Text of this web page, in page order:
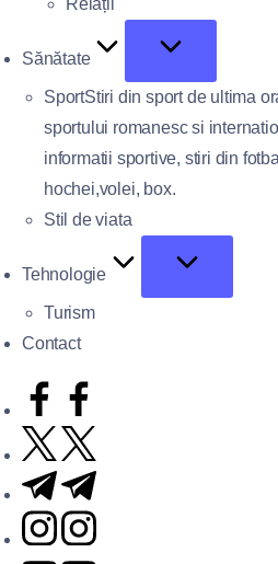
Relații
Sănătate
SportStiri din sport de ultima
sportului romanesc si
informatii sportive, stiri din
hochei,volei, box.
Stil de viata
Tehnologie
Turism
Contact